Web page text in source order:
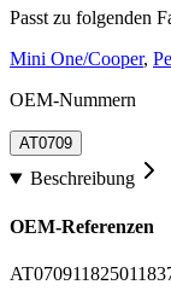
Passt zu folgenden
Mini One/Cooper,
OEM-Nummern
AT0709
Beschreibung
OEM-Referenzen
AT0709118250